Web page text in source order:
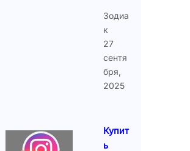
Зодиа
к
27
сентя
бря,
2025
Купит
ь